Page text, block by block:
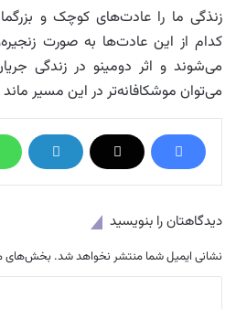
زنذگی ما را عادت‌های کوچک و
کدام از این عادت‌ها به صورت
می‌شوند و اثر دومینو در زندگی
می‌توان موشکافانه‌تر در این مسیر
دیدگاهتان را بنویسید
نشانی ایمیل شما منتشر نخواهد شد. بخش‌های